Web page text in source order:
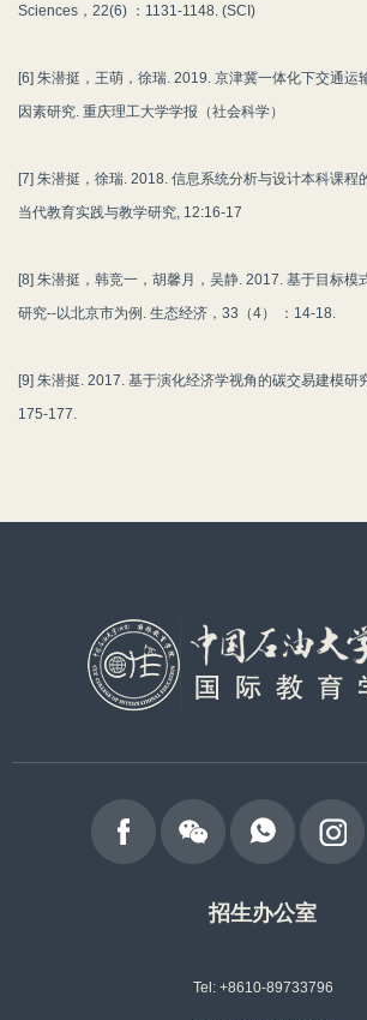
Sciences，22(6) ：1131-1148. (SCI)
[6] 朱潜挺，王萌，徐瑞. 2019. 京津冀一体化下交通运
因素研究. 重庆理工大学学报（社会科学）
[7] 朱潜挺，徐瑞. 2018. 信息系统分析与设计本科课程
当代教育实践与教学研究, 12:16-17
[8] 朱潜挺，韩竞一，胡馨月，吴静. 2017. 基于目标模
研究--以北京市为例. 生态经济，33（4） ：14-18.
[9] 朱潜挺. 2017. 基于演化经济学视角的碳交易建模研
175-177.
招生办公室
Tel: +8610-89733796